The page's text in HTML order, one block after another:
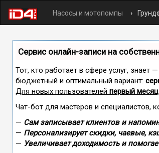
Насосы и мотопомпы
Сервис онлайн-записи на
Тот, кто работает в сфере услуг,
бюджетный и оптимальный вариант:
Для новых пользователей первый
Чат-бот для мастеров и специалистов,
— Сам записывает клиентов и
— Персонализирует скидки, чаевые,
— Увеличивает доходимость и